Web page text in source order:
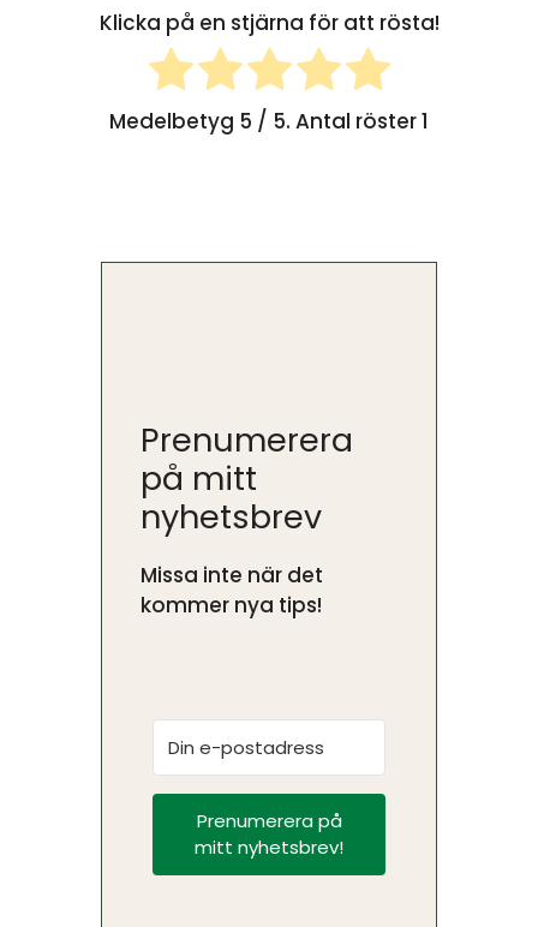
Klicka på en stjärna för att rösta!
Medelbetyg 5 / 5. Antal röster1
Prenumerera
på mitt
nyhetsbrev
Missa inte när det
kommer nya tips!
Prenumerera på
mitt nyhetsbrev!